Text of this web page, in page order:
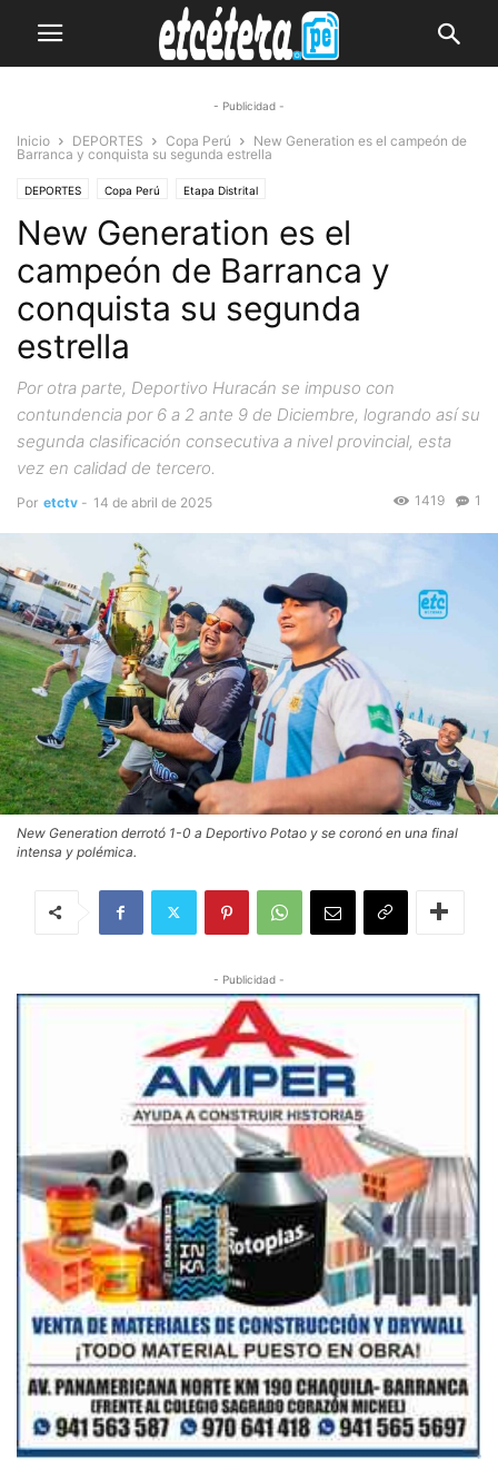
- Publicidad -
Inicio DEPORTES Copa Perú
New Generation es el campeón de
Barranca y conquista su segunda estrella
DEPORTES Copa Perú Etapa Distrital
New Generation es el
campeón de Barranca y
conquista su segunda
estrella
Por otra parte, Deportivo Huracán se impuso con
contundencia por 6 a 2 ante 9 de Diciembre, logrando así su
segunda clasificación consecutiva a nivel provincial, esta
vez en calidad de tercero.
Por etctv - 14 de abril de 2025 1
1419
New Generation derrotó 1-0 a Deportivo Potao y se coronó en una final
intensa y polémica.
- Publicidad -